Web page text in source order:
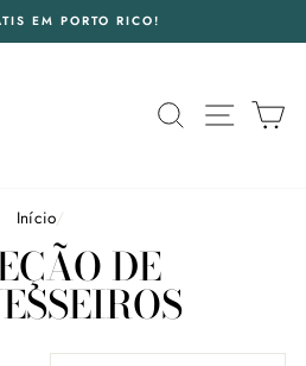
EM PORTO RICO!
PESQUISA
Início/
DE